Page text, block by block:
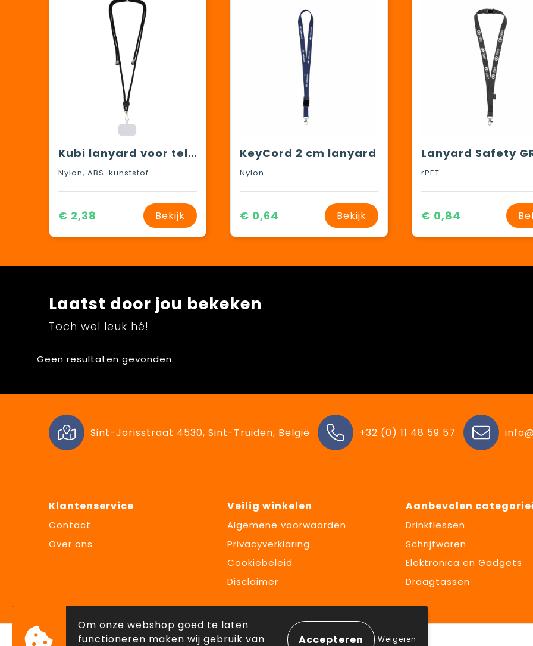
Kubi lanyard voor telefoon
Nylon, ABS-kunststof
€ 2,38 Bekijk
KeyCord 2 cm lanyard
Nylon
€ 0,64 Bekijk
rPET
€ 0,84
Laatst door jou bekeken
Toch wel leuk hé!
Geen resultaten gevonden.
Sint-Jorisstraat 4530, Sint-Truiden, België +32 (0) 11 48 59 57
Klantenservice
Contact
Over ons
Veilig winkelen
Algemene voorwaarden
Privacyverklaring
Cookiebeleid
Disclaimer
Aanbevolen
Drinkflessen
Schrijfwaren
Elektronica en Gadgets
Draagtassen
Om onze webshop goed te laten
functioneren maken wij gebruik van
Weigeren